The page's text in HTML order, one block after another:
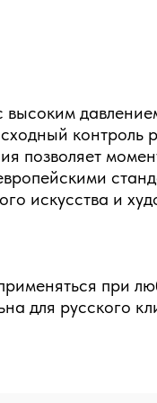
контроль
позволяет
искусства и
при
для русского